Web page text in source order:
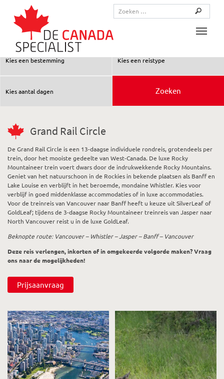
Grand Rail Circle
De Grand Rail Circle is een 13-daagse individuele rondreis, grotendeels per
trein, door het mooiste gedeelte van West-Canada. De luxe Rocky
Mountaineer trein voert dwars door de indrukwekkende Rocky Mountains.
Geniet van het natuurschoon in de Rockies in bekende plaatsen als Banff en
Lake Louise en verblijft in het beroemde, mondaine Whistler. Kies voor
verblijf in goed middenklasse accommodaties of in luxe accommodaties.
Voor de treinreis van Vancouver naar Banff heeft u keuze uit SilverLeaf of
GoldLeaf; tijdens de 3-daagse Rocky Mountaineer treinreis van Jasper naar
North Vancouver reist u in de luxe GoldLeaf.
Beknopte route: Vancouver – Whistler – Jasper – Banff – Vancouver
Deze reis verlengen, inkorten of in omgekeerde volgorde maken? Vraag
ons naar de mogelijkheden!
Prijsaanvraag